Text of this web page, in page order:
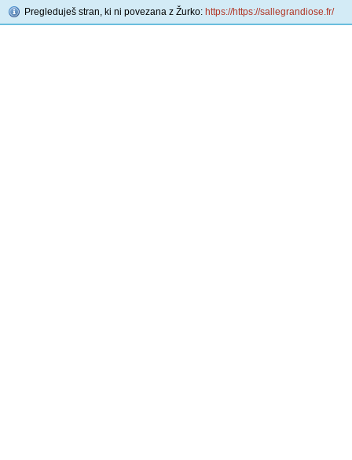
Pregleduješ stran, ki ni povezana z Žurko: https://https://sallegrandiose.fr/